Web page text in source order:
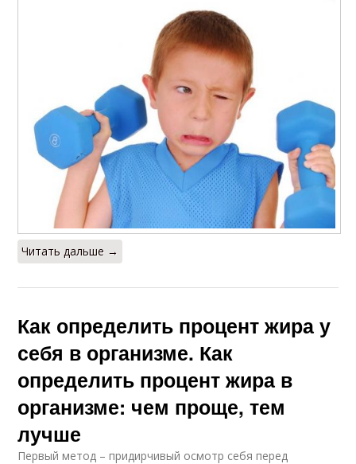
Читать дальше →
Как определить процент жира у
себя в организме. Как
определить процент жира в
организме: чем проще, тем
лучше
Первый метод – придирчивый осмотр себя перед